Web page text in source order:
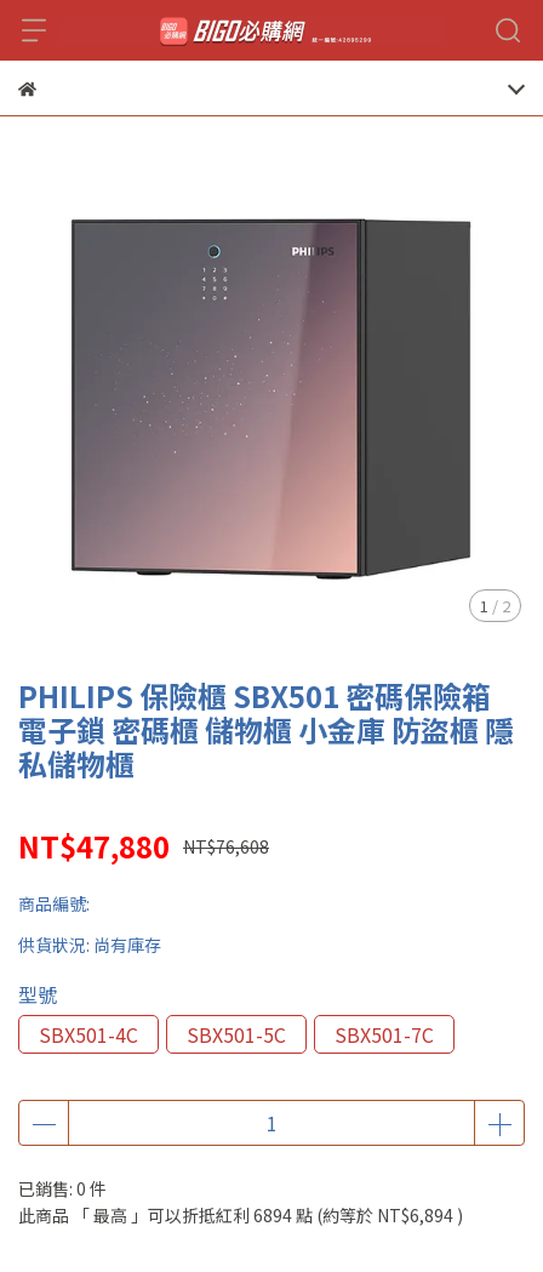
1 / 2
PHILIPS 保險櫃 SBX501 密碼保險箱
電子鎖 密碼櫃 儲物櫃 小金庫 防盜櫃 隱
私儲物櫃
NT$47,880 NT$76,608
商品編號:
供貨狀況: 尚有庫存
型號
SBX501-4C
SBX501-5C SBX501-7C
已銷售: 0 件
此商品 「 最高 」可以折抵紅利 6894點 (約等於 NT$6,894 )